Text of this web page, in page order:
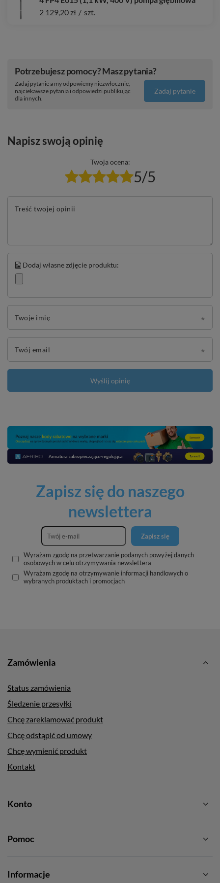
2 129,20 zł / szt.
Potrzebujesz pomocy? Masz pytania?
Zadaj pytanie a my odpowiemy niezwłocznie,
najciekawsze pytania i odpowiedzi publikując
dla innych.
Zadaj pytanie
Napisz swoją opinię
Twoja ocena:
5/5
Treść twojej opinii
Dodaj własne zdjęcie produktu:
Twoje imię
Twój email
Wyślij opinię
Zapisz się do naszego
newslettera
Zapisz się
Wyrażam zgodę na przetwarzanie podanych powyżej danych
osobowych w celu otrzymywania newslettera
Wyrażam zgodę na otrzymywanie informacji handlowych o
wybranych produktach i promocjach
Zamówienia
Status zamówienia
Śledzenie przesyłki
Chcę zareklamować produkt
Chcę odstąpić od umowy
Chcę wymienić produkt
Kontakt
Konto
Pomoc
Informacje